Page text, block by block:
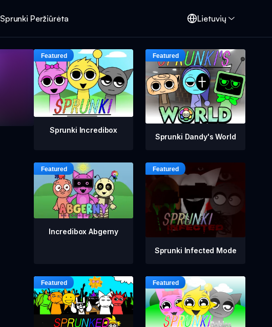
Sprunki Peržiūrėta Lietuvių
Sprunki Incredibox
Sprunki Dandy's World
Incredibox Abgerny
Sprunki Infected Mode